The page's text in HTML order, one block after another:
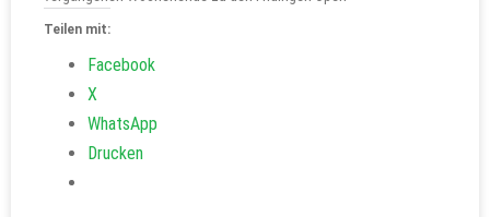
Teilen mit:
Facebook
X
WhatsApp
Drucken